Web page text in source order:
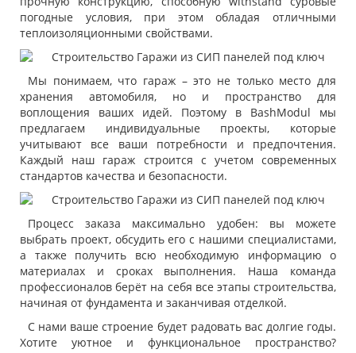
погодные условия, при этом обладая отличными
теплоизоляционными свойствами.
Мы понимаем, что гараж – это не только место для
хранения автомобиля, но и пространство для
воплощения ваших идей. Поэтому в BashModul мы
предлагаем индивидуальные проекты, которые
учитывают все ваши потребности и предпочтения.
Каждый наш гараж строится с учетом современных
стандартов качества и безопасности.
Процесс заказа максимально удобен: вы можете
выбрать проект, обсудить его с нашими специалистами,
а также получить всю необходимую информацию о
материалах и сроках выполнения. Наша команда
профессионалов берёт на себя все этапы строительства,
начиная от фундамента и заканчивая отделкой.
С нами ваше строение будет радовать вас долгие годы.
Хотите уютное и функциональное пространство?